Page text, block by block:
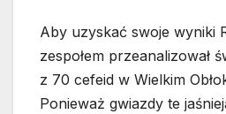
Aby uzyskać swoje wyniki
zespołem przeanalizował
z 70 cefeid w Wielkim
Ponieważ gwiazdy te